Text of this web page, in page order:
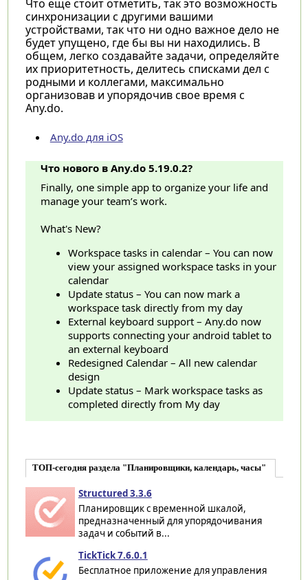
Что еще стоит отметить, так это возможность
синхронизации с другими вашими
устройствами, так что ни одно важное дело не
будет упущено, где бы вы ни находились. В
общем, легко создавайте задачи, определяйте
их приоритетность, делитесь списками дел с
родными и коллегами, максимально
организовав и упорядочив свое время c
Any.do.
Any.do для iOS
Что нового в Any.do 5.19.0.2?
Finally, one simple app to organize your life and
manage your team’s work.
What's New?
Workspace tasks in calendar – You can now
view your assigned workspace tasks in your
calendar
Update status – You can now mark a
workspace task directly from my day
External keyboard support – Any.do now
supports connecting your android tablet to
an external keyboard
Redesigned Calendar – All new calendar
design
Update status – Mark workspace tasks as
completed directly from My day
ТОП-сегодня раздела "Планировщики, календарь, часы"
Structured 3.3.6
Планировщик с временной шкалой,
предназначенный для упорядочивания
задач и событий в...
TickTick 7.6.0.1
Бесплатное приложение для управления